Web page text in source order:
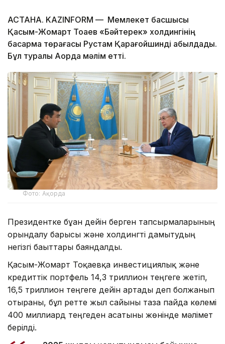
АСТАНА. KAZINFORM — Мемлекет басшысы
Қасым-Жомарт Тоқаев «Бәйтерек» холдингінің
басқарма төрағасы Рустам Қарағойшинді қабылдады.
Бұл туралы Ақорда мәлім етті.
Фото: Ақорда
Президентке бұған дейін берген тапсырмаларының
орындалу барысы және холдингті дамытудың
негізгі бағыттары баяндалды.
Қасым-Жомарт Тоқаевқа инвестициялық және
кредиттік портфель 14,3 триллион теңгеге жетіп,
16,5 триллион теңгеге дейін артады деп болжанып
отырғаны, бұл ретте жыл сайынғы таза пайда көлемі
400 миллиард теңгеден асатыны жөнінде мәлімет
берілді.